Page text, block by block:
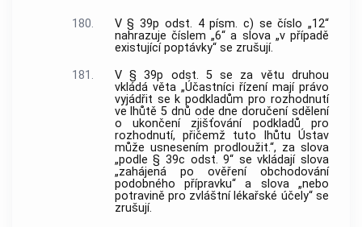
180.
V § 39p odst. 4 písm. c) se číslo „12“
nahrazuje číslem „6“ a slova „v případě
existující poptávky“ se zrušují.
181.
V § 39p odst. 5 se za větu druhou
vkládá věta „Účastníci řízení mají právo
vyjádřit se k podkladům pro rozhodnutí
ve lhůtě 5 dnů ode dne doručení sdělení
o ukončení zjišťování podkladů pro
rozhodnutí, přičemž tuto lhůtu Ústav
může usnesením prodloužit.“, za slova
„podle § 39c odst. 9“ se vkládají slova
„zahájená po ověření obchodování
podobného přípravku“ a slova „nebo
potravině pro zvláštní lékařské účely“ se
zrušují.